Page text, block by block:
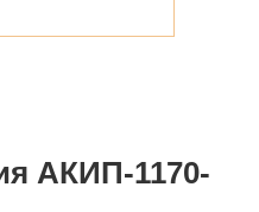
АКИП-1170-